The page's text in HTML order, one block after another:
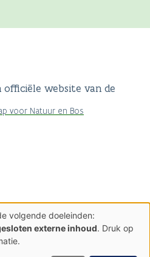
officiële website van de
voor Natuur en Bos
volgende doeleinden:
externe inhoud. Druk op